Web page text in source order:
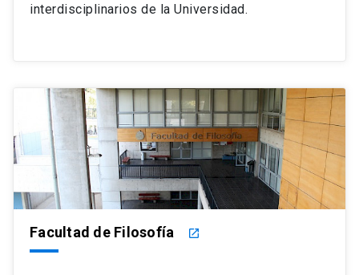
interdisciplinarios de la Universidad.
Facultad de Filosofía launch